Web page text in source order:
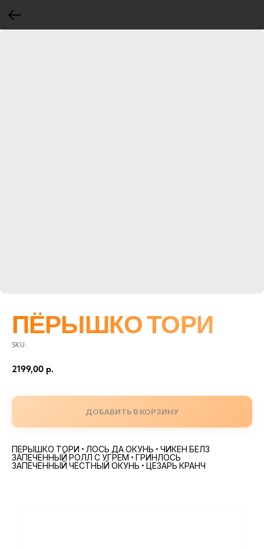
ПЁРЫШКО ТОРИ
SKU:
2199,00 р.
ДОБАВИТЬ В КОРЗИНУ
ПЕРЫШКО ТОРИ • ЛОСЬ ДА ОКУНЬ • ЧИКЕН БЕЛЗ
ЗАПЕЧЕННЫЙ РОЛЛ С УГРЕМ • ГРИНЛОСЬ
ЗАПЕЧЕННЫЙ ЧЕСТНЫЙ ОКУНЬ • ЦЕЗАРЬ КРАНЧ